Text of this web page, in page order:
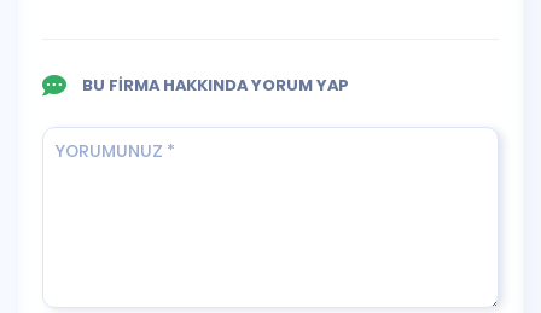
BU FİRMA HAKKINDA YORUM YAP